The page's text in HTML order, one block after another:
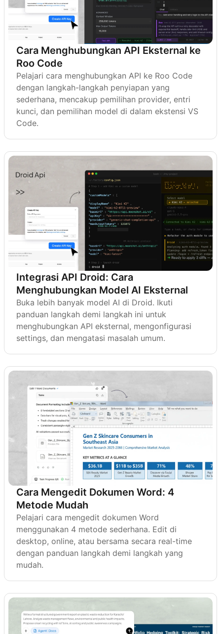
Cara Menghubungkan API Eksternal ke
Roo Code
Pelajari cara menghubungkan API ke Roo Code
dengan langkah-langkah penyiapan yang
sederhana, mencakup pemilihan provider, entri
kunci, dan pemilihan model di dalam ekstensi VS
Code.
Integrasi API Droid: Cara
Menghubungkan Model AI Eksternal
Buka lebih banyak model AI di Droid. Ikuti
panduan langkah demi langkah ini untuk
menghubungkan API eksternal, mengonfigurasi
settings, dan mengatasi masalah umum.
Cara Mengedit Dokumen Word: 4
Metode Mudah
Pelajari cara mengedit dokumen Word
menggunakan 4 metode sederhana. Edit di
desktop, online, atau bersama secara real-time
dengan panduan langkah demi langkah yang
mudah.